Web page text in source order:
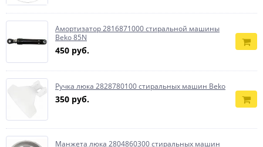
Амортизатор 2816871000 стиральной машины
Beko 85N
450 руб.
Ручка люка 2828780100 стиральных машин Beko
350 руб.
Манжета люка 2804860300 стиральных машин